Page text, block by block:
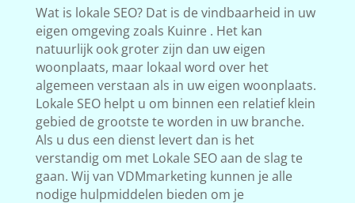
Wat is lokale SEO? Dat is de vindbaarheid in uw
eigen omgeving zoals Kuinre . Het kan
natuurlijk ook groter zijn dan uw eigen
woonplaats, maar lokaal word over het
algemeen verstaan als in uw eigen woonplaats.
Lokale SEO helpt u om binnen een relatief klein
gebied de grootste te worden in uw branche.
Als u dus een dienst levert dan is het
verstandig om met Lokale SEO aan de slag te
gaan. Wij van VDMmarketing kunnen je alle
nodige hulpmiddelen bieden om je